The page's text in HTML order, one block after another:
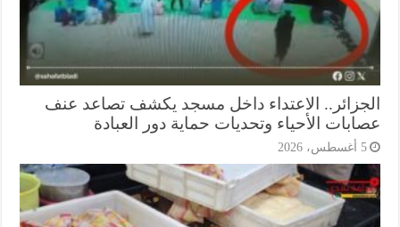
الاعتداء داخل مسجد يكشف تصاعد عنف
الأحياء وتحديات حماية دور العبادة